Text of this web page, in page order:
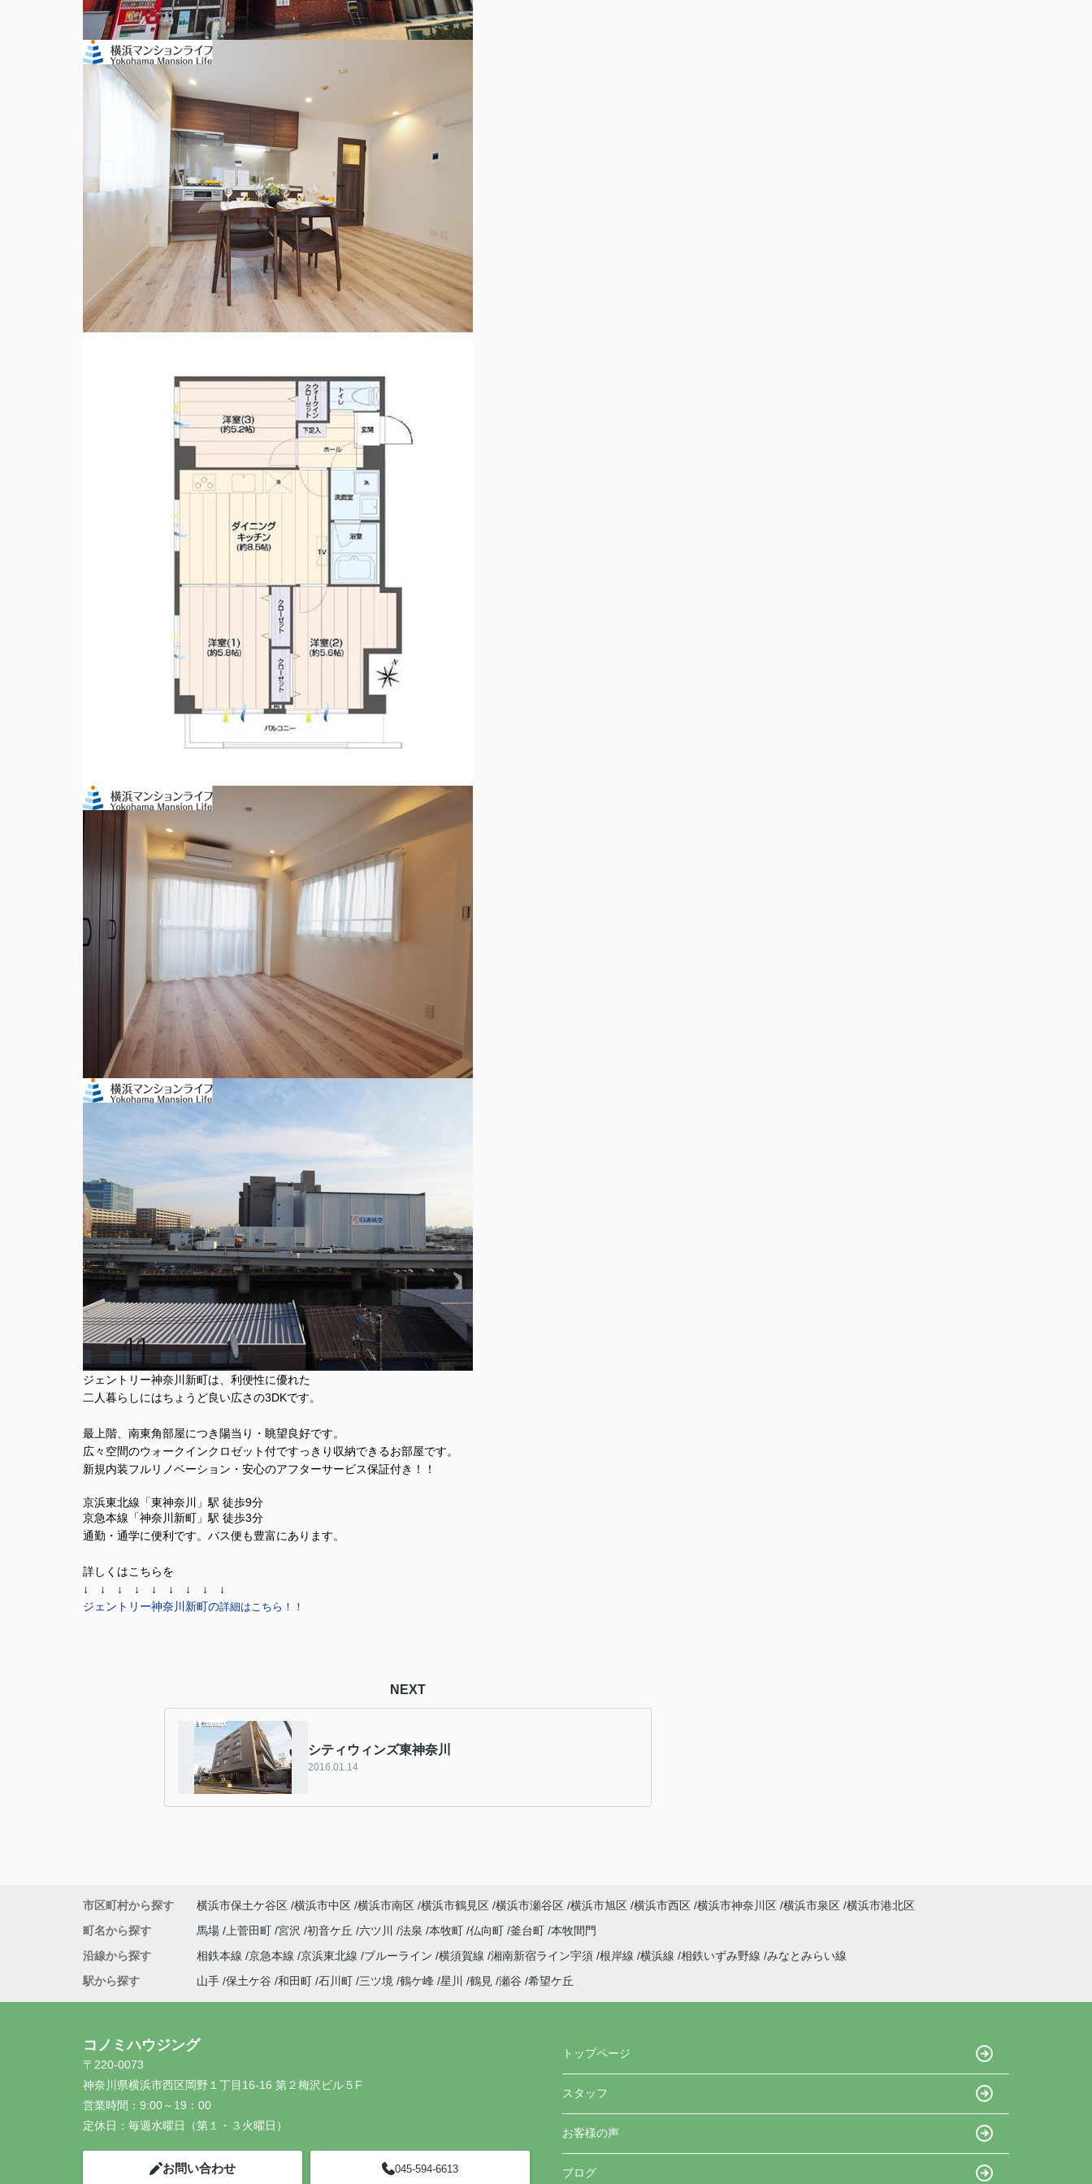
ジェントリー神奈川新町は、利便性に優れた
二人暮らしにはちょうど良い広さの3DKです。
最上階、南東角部屋につき陽当り・眺望良好です。
広々空間のウォークインクロゼット付ですっきり収納できるお部屋です。
新規内装フルリノベーション・ 安心のアフターサービス保証付き！！
京浜東北線「東神奈川」駅 徒歩9分
京急本線「神奈川新町」駅 徒歩3分
通勤・通学に便利です。バス便も豊富にあります。
詳しくはこちらを
↓ ↓ ↓ ↓ ↓ ↓ ↓ ↓ ↓
ジェントリー神奈川新町の詳細はこちら！！
NEXT
シティウィンズ東神奈川
2016.01.14
市区町村から探す 横浜市保土ケ谷区 横浜市中区 横浜市南区 横浜市鶴見区 横浜市瀬谷区 横浜市旭区 横浜市西区 横浜市神奈川区 横浜市泉区 横浜市港北区
町名から探す
馬場 上菅田町 宮沢 初音ケ丘 六ツ川 法泉 本牧町 仏向町 釜台町 本牧間門
沿線から探す
相鉄本線 京急本線 京浜東北線 ブルーライン 横須賀線 湘南新宿ライン宇須 根岸線 横浜線 相鉄いずみ野線 みなとみらい線
駅から探す
山手 保土ケ谷 和田町 石川町 三ツ境 鶴ケ峰 星川 鶴見 瀬谷 希望ケ丘
コノミハウジング
〒220-0073
神奈川県横浜市西区岡野１丁目16-16 第２梅沢ビル５F
営業時間： 9:00～19：00
定休日： 毎週水曜日（第１・３火曜日）
お問い合わせ 045-594-6613
トップページ
スタッフ
お客様の声
ブログ